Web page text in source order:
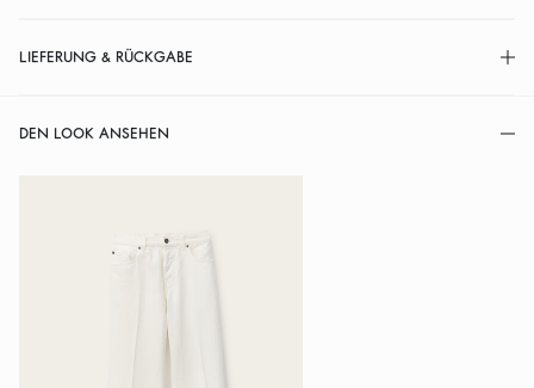
LIEFERUNG & RÜCKGABE
DEN LOOK ANSEHEN